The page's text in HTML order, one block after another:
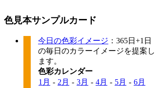
色見本サンプルカード
今日の色彩イメージ ：365日+1日
の毎日のカラーイメージを提案し
ます。
色彩カレンダー
1月 - 2月 - 3月 - 4月 - 5月 - 6月